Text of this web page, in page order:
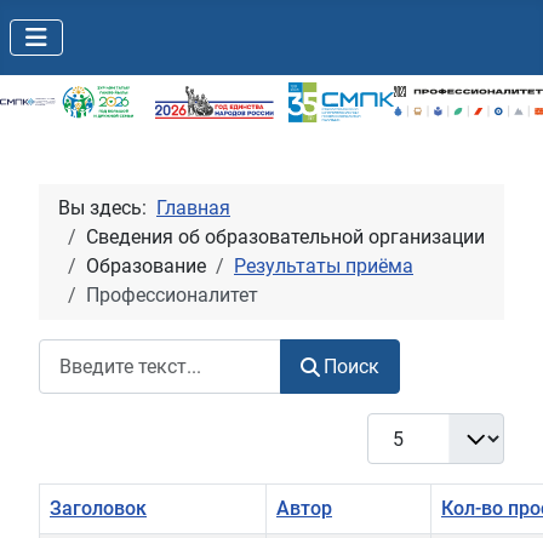
Вы здесь: Главная
Сведения об образовательной организации
Образование
Результаты приёма
Профессионалитет
Поиск
Кол-во строк:
Заголовок Автор Кол-во